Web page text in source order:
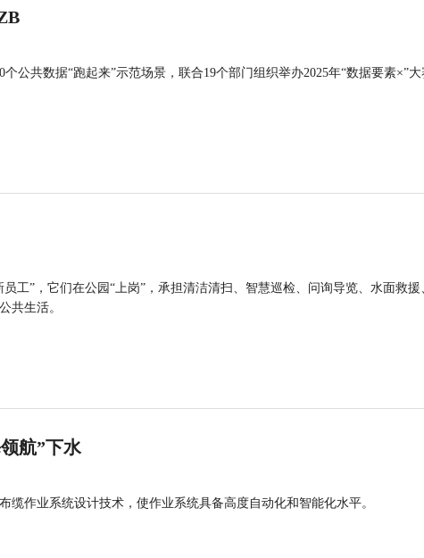
公共数据“跑起来”示范场景，联合19个部门组织举办2025年“数据要素×”大
工”，它们在公园“上岗”，承担清洁清扫、智慧巡检、问询导览、水面救援
共生活。
航”下水
缆作业系统设计技术，使作业系统具备高度自动化和智能化水平。